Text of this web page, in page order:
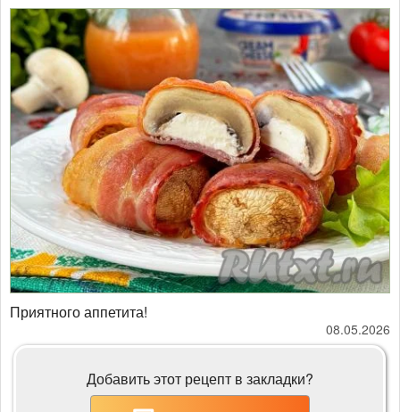
​​​​​​​Приятного аппетита!
08.05.2026
Добавить этот рецепт в закладки?